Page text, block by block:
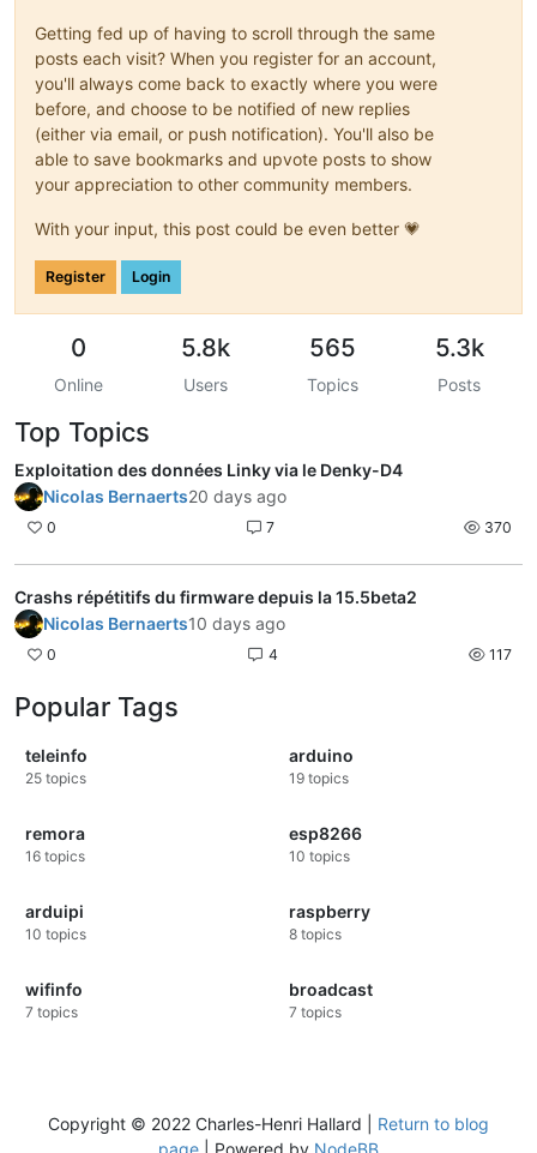
Getting fed up of having to scroll through the same
posts each visit? When you register for an account,
you'll always come back to exactly where you were
before, and choose to be notified of new replies
(either via email, or push notification). You'll also be
able to save bookmarks and upvote posts to show
your appreciation to other community members.
With your input, this post could be even better 💗
Register Login
0
Online
5.8k
Users
565
Topics
5.3k
Posts
Top Topics
Exploitation des données Linky via le Denky-D4
Nicolas Bernaerts20 days ago
0 7 370
Crashs répétitifs du firmware depuis la 15.5beta2
Nicolas Bernaerts10 days ago
0 4 117
Popular Tags
teleinfo
25 topics
arduino
19 topics
remora
16 topics
esp8266
10 topics
arduipi
10 topics
raspberry
8 topics
wifinfo
7 topics
broadcast
7 topics
Copyright © 2022 Charles-Henri Hallard | Return to blog